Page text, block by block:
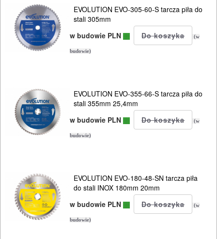
DREWNA
DO
METALU
frezarek
Do
gwoździarek
udarowych
Do
lamelownic
EVOLUTION EVO-305-60-S tarcza piła do
stali 305mm
w budowie PLN
(w
budowie)
EVOLUTION EVO-355-66-S tarcza piła do
stali 355mm 25,4mm
w budowie PLN
(w
budowie)
EVOLUTION EVO-180-48-SN tarcza piła
do stali INOX 180mm 20mm
w budowie PLN
(w
budowie)